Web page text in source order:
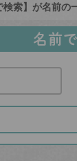
検索】が名前の
名前